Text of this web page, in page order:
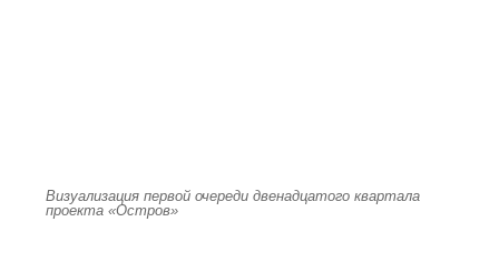
Визуализация первой очереди двенадцатого квартала
проекта «Остров»